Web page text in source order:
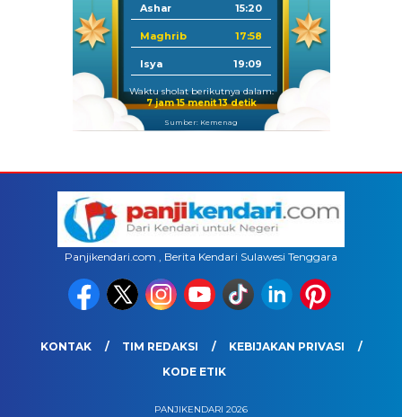
Ashar 15:20
Maghrib 17:58
Isya 19:09
Waktu sholat berikutnya dalam:
7 jam 15 menit 13 detik
Sumber: Kemenag
Panjikendari.com , Berita Kendari Sulawesi Tenggara
KONTAK TIM REDAKSI
KEBIJAKAN PRIVASI
KODE ETIK
PANJIKENDARI 2026